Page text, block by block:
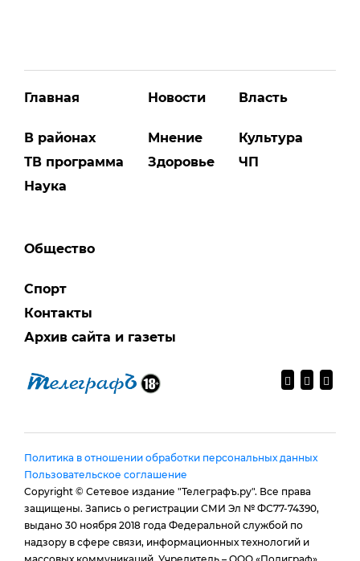
Главная
В районах
ТВ программа
Наука
Новости
Мнение
Здоровье
Власть
Культура
ЧП
Общество
Спорт
Контакты
Архив сайта и газеты
Политика в отношении обработки персональных данных
Пользовательское соглашение
Copyright © Сетевое издание "Телеграфъ.ру". Все права
защищены. Запись о регистрации СМИ Эл № ФС77-74390,
выдано 30 ноября 2018 года Федеральной службой по
надзору в сфере связи, информационных технологий и